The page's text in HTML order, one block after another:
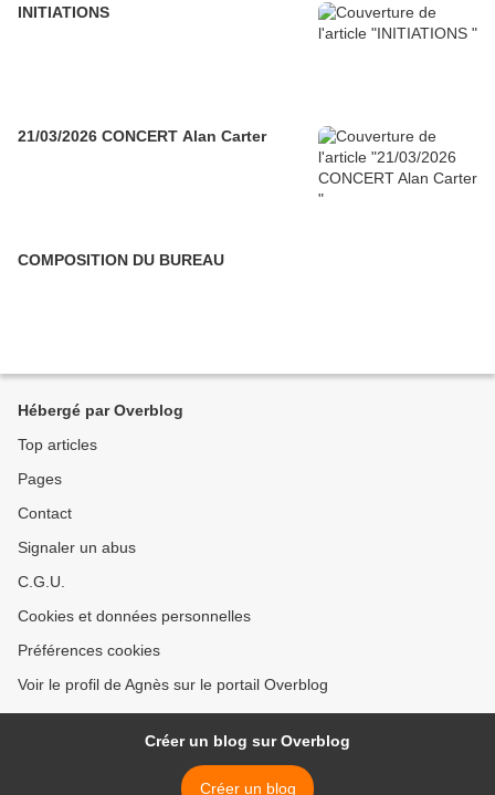
INITIATIONS
21/03/2026 CONCERT Alan Carter
COMPOSITION DU BUREAU
Hébergé par Overblog
Top articles
Pages
Contact
Signaler un abus
C.G.U.
Cookies et données personnelles
Préférences cookies
Voir le profil de Agnès sur le portail Overblog
Créer un blog sur Overblog
Créer un blog